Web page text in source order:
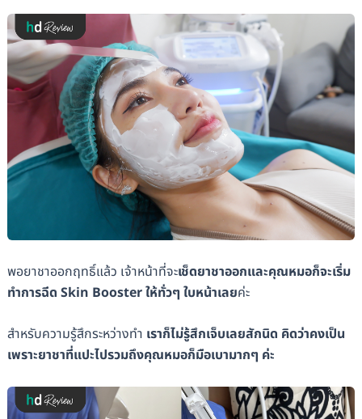
พอยาชาออกฤทธิ์แล้ว เจ้าหน้าที่จะเช็ดยาชาออกและคุณหมอก็จะเริ่ม
ทำการฉีด Skin Booster ให้ทั่วๆ ใบหน้าเลยค่ะ
สำหรับความรู้สึกระหว่างทำ เราก็ไม่รู้สึกเจ็บเลยสักนิด คิดว่าคงเป็น
เพราะยาชาที่แปะไปรวมถึงคุณหมอก็มือเบามากๆ ค่ะ